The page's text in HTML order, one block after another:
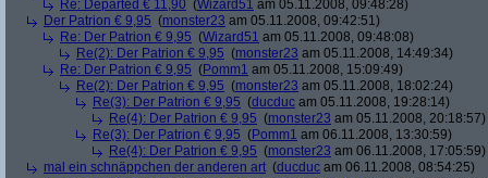
Re: Departed € 11,90 (Wizard51 am 05.11.2008, 09:48:28)
Der Patrion € 9,95 (monster23 am 05.11.2008, 09:42:51)
Re: Der Patrion € 9,95 (Wizard51 am 05.11.2008, 09:48:08)
Re(2): Der Patrion € 9,95 (monster23 am 05.11.2008, 14:49:34)
Re: Der Patrion € 9,95 (Pomm1 am 05.11.2008, 15:09:49)
Re(2): Der Patrion € 9,95 (monster23 am 05.11.2008, 18:02:24)
Re(3): Der Patrion € 9,95 (ducduc am 05.11.2008, 19:28:14)
Re(4): Der Patrion € 9,95 (monster23 am 05.11.2008, 20:18:57)
Re(3): Der Patrion € 9,95 (Pomm1 am 06.11.2008, 13:30:59)
Re(4): Der Patrion € 9,95 (monster23 am 06.11.2008, 17:05:59)
mal ein schnäppchen der anderen art (ducduc am 06.11.2008, 08:54:25)